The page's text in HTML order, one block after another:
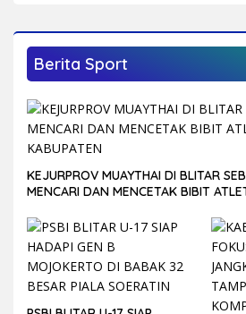
Berita Sport
KEJURPROV MUAYTHAI DI BLITAR
MENCARI DAN MENCETAK BIBIT